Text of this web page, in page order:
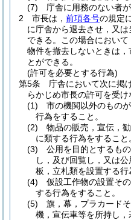
(7)
庁舎に用務のない者
2
市長は， 前項各号の規定
に庁舎から退去させ，又
できる。
この場合におい
物件を撤去しないときは
とができる。
(許可を必要とする行為)
第5条
庁舎において次に掲
らかじめ市長の許可を受け
(1)
市の機関以外のもの
行為をすること。
(2)
物品の販売，宣伝，
に類する行為をすること
(3)
公用を目的とするも
し，及び回覧し，又は
板，立札類を設置する行
(4)
仮設工作物の設置そ
する行為をすること。
(5)
旗，幕，プラカード
機，宣伝車等を所持し